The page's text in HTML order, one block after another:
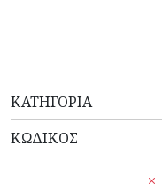
ΚΑΤΗΓΟΡΊΑ
ΚΩΔΙΚΌΣ